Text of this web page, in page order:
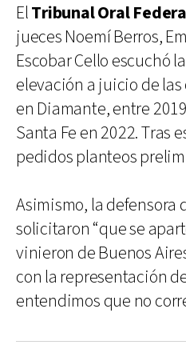
ElTribunal Oral
jueces Noemí Berros,
Escobar Cello escuchó
elevación a juicio de
en Diamante, entre
Santa Fe en 2022. Tras
pedidos planteos
Asimismo, la
solicitaron “que se
vinieron de Buenos
con la representación
entendimos que no